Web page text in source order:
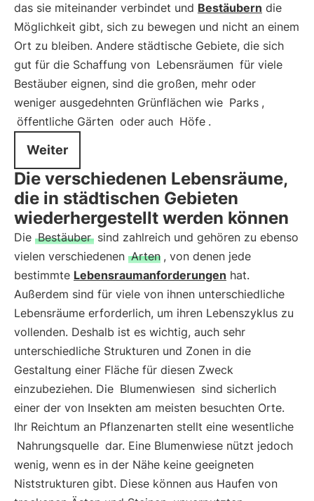
das sie miteinander verbindet und Bestäubern die
Möglichkeit gibt, sich zu bewegen und nicht an einem
Ort zu bleiben. Andere städtische Gebiete, die sich
gut für die Schaffung von Lebensräumen für viele
Bestäuber eignen, sind die großen, mehr oder
weniger ausgedehnten Grünflächen wie Parks ,
öffentliche Gärten oder auch Höfe .
Weiter
Die verschiedenen Lebensräume,
die in städtischen Gebieten
wiederhergestellt werden können
Die Bestäuber sind zahlreich und gehören zu ebenso
vielen verschiedenen Arten , von denen jede
bestimmte Lebensraumanforderungen hat.
Außerdem sind für viele von ihnen unterschiedliche
Lebensräume erforderlich, um ihren Lebenszyklus zu
vollenden. Deshalb ist es wichtig, auch sehr
unterschiedliche Strukturen und Zonen in die
Gestaltung einer Fläche für diesen Zweck
einzubeziehen. Die Blumenwiesen sind sicherlich
einer der von Insekten am meisten besuchten Orte.
Ihr Reichtum an Pflanzenarten stellt eine wesentliche
Nahrungsquelle dar. Eine Blumenwiese nützt jedoch
wenig, wenn es in der Nähe keine geeigneten
Niststrukturen gibt. Diese können aus Haufen von